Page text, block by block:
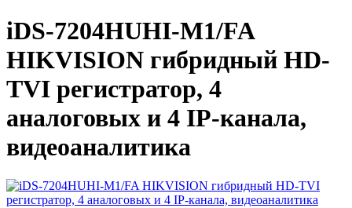
iDS-7204HUHI-M1/FA
HIKVISION гибридный HD-
TVI регистратор, 4
аналоговых и 4 IP-канала,
видеоаналитика